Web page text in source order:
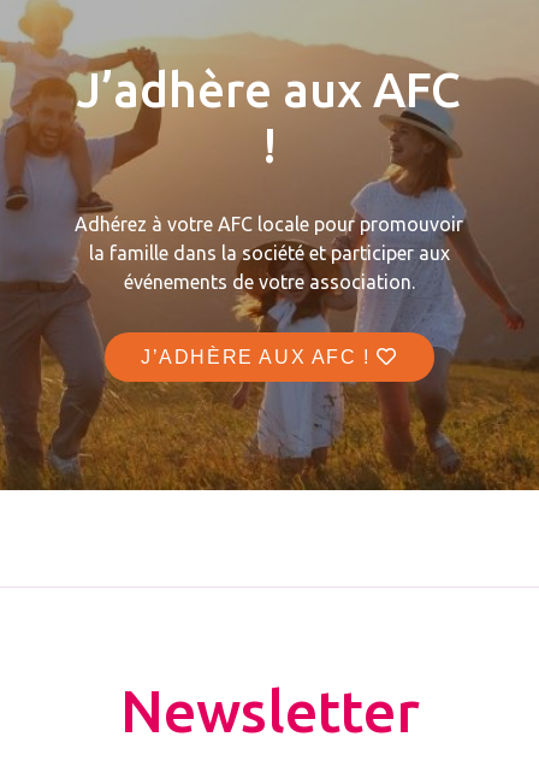
J’adhère aux AFC
!
Adhérez à votre AFC locale pour promouvoir
la famille dans la société et participer aux
événements de votre association.
J’ADHÈRE AUX AFC !
Newsletter